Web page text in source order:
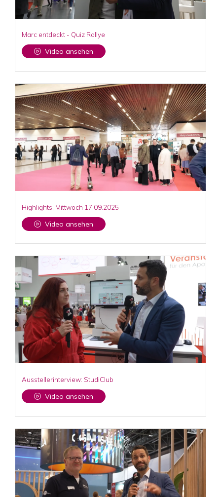
Marc entdeckt - Quiz Rallye
Video ansehen
Highlights, Mittwoch 17.09.2025
Video ansehen
Ausstellerinterview: StudiClub
Video ansehen